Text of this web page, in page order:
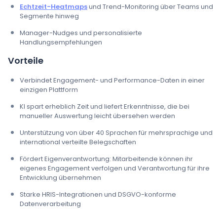
Echtzeit-Heatmapsund Trend-Monitoring über Teams und
Segmente hinweg
Manager-Nudges und personalisierte
Handlungsempfehlungen
Vorteile
Verbindet Engagement- und Performance-Daten in einer
einzigen Plattform
KI spart erheblich Zeit und liefert Erkenntnisse, die bei
manueller Auswertung leicht übersehen werden
Unterstützung von über 40 Sprachen für mehrsprachige und
international verteilte Belegschaften
Fördert Eigenverantwortung: Mitarbeitende können ihr
eigenes Engagement verfolgen und Verantwortung für ihre
Entwicklung übernehmen
Starke HRIS-Integrationen und DSGVO-konforme
Datenverarbeitung